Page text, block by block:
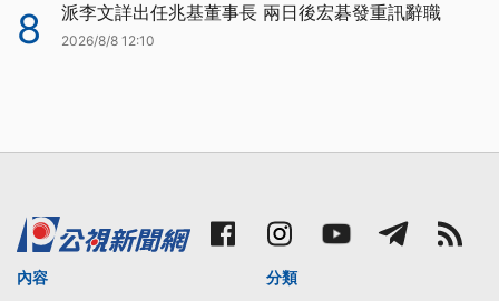
8 派李文詳出任兆基董事長 兩日後宏碁發重訊辭職
2026/8/8 12:10
內容
分類